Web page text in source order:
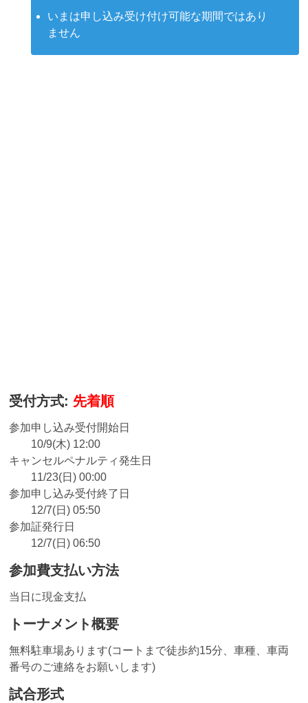
いまは申し込み受け付け可能な期間ではあり
ません
受付方式: 先着順
参加申し込み受付開始日
10/9(木) 12:00
キャンセルペナルティ発生日
11/23(日) 00:00
参加申し込み受付終了日
12/7(日) 05:50
参加証発行日
12/7(日) 06:50
参加費支払い方法
当日に現金支払
トーナメント概要
無料駐車場あります(コートまで徒歩約15分、車種、車両
番号のご連絡をお願いします)
試合形式